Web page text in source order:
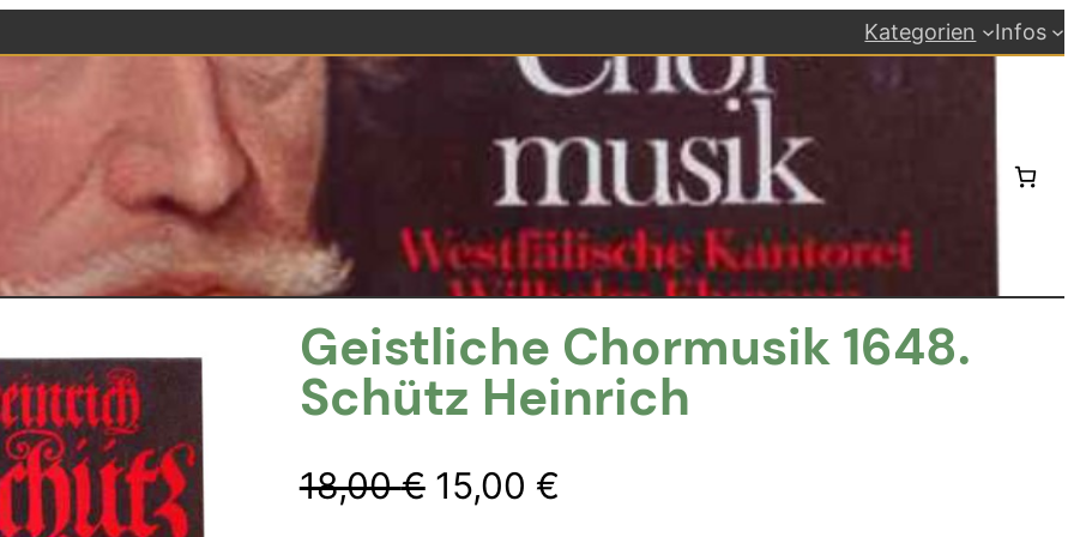
Kategorien Infos
Geistliche Chormusik 1648.
Schütz Heinrich
18,00€ Ursprünglicher
15,00 €